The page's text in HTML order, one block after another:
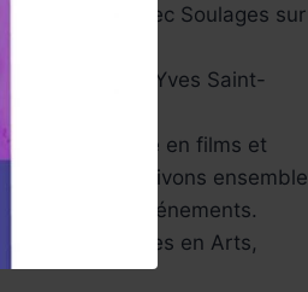
Luxembourg avec Soulages sur
Aussi le musée Yves Saint-
Une année riche en films et
festivals, bref ,vivons ensemble
tous ces jolis événements.
L’équipe Lumières en Arts,